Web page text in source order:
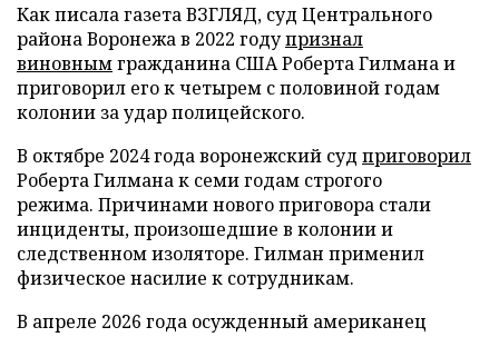
Как писала газета ВЗГЛЯД, суд Центрального
района Воронежа в 2022 годупризнал
виновнымгражданина США Роберта Гилмана и
приговорил его к четырем с половиной годам
колонии за удар полицейского.
В октябре 2024 года воронежский суд приговорил
Роберта Гилмана к семи годам строгого
режима. Причинами нового приговора стали
инциденты, произошедшие в колонии и
следственном изоляторе. Гилман применил
физическое насилие к сотрудникам.
В апреле 2026 года осужденный американец